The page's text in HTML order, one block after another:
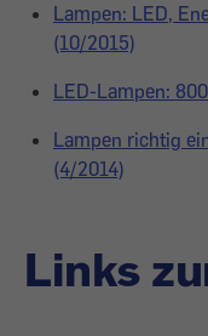
Lampen: LED,
(10/2015)
LED-Lampen:
Lampen richtig
(4/2014)
Links